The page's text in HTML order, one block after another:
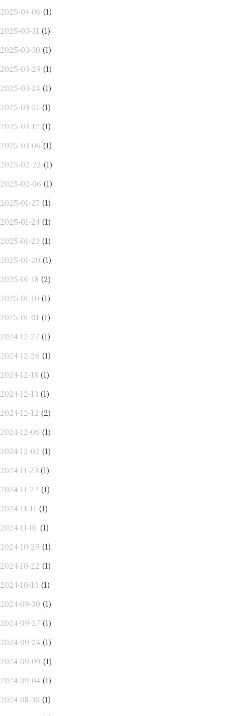
2025-04-06 (1)
2025-03-31 (1)
2025-03-30 (1)
2025-03-29 (1)
2025-03-24 (1)
2025-03-21 (1)
2025-03-12 (1)
2025-03-06 (1)
2025-02-22 (1)
2025-02-06 (1)
2025-01-27 (1)
2025-01-24 (1)
2025-01-23 (1)
2025-01-20 (1)
2025-01-18 (2)
2025-01-10 (1)
2025-01-01 (1)
2024-12-27 (1)
2024-12-26 (1)
2024-12-18 (1)
2024-12-13 (1)
2024-12-12 (2)
2024-12-06 (1)
2024-12-02 (1)
2024-11-23 (1)
2024-11-22 (1)
2024-11-11 (1)
2024-11-01 (1)
2024-10-29 (1)
2024-10-22 (1)
2024-10-10 (1)
2024-09-30 (1)
2024-09-27 (1)
2024-09-24 (1)
2024-09-09 (1)
2024-09-04 (1)
2024-08-30 (1)